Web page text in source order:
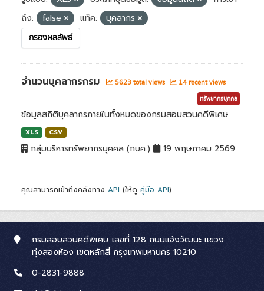
ถึง:
false แท็ค: บุคลากร
กรองผลลัพธ์
จำนวนบุคลากรกรม 5623 total views 14 recent views
ทรัพยากรบุคคล
ข้อมูลสถิติบุคลากรภายในทั้งหมดของกรมสอบสวนคดีพิเศษ
XLS CSV
กลุ่มบริหารทรัพยากรบุคคล (กบค.) 19 พฤษภาคม 2569
คุณสามารถเข้าถึงคลังทาง API (ให้ดู คู่มือ API).
กรมสอบสวนคดีพิเศษ เลขที่ 128 ถนนแจ้งวัฒนะ แขวง
ทุ่งสองห้อง เขตหลักสี่ กรุงเทพมหานคร 10210
0-2831-9888